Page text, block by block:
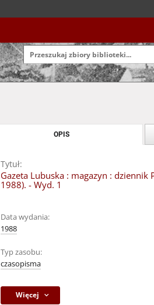
OPIS
Tytuł:
Gazeta Lubuska : magazyn :
1988). - Wyd. 1
Data wydania:
1988
Typ zasobu:
czasopisma
Więcej